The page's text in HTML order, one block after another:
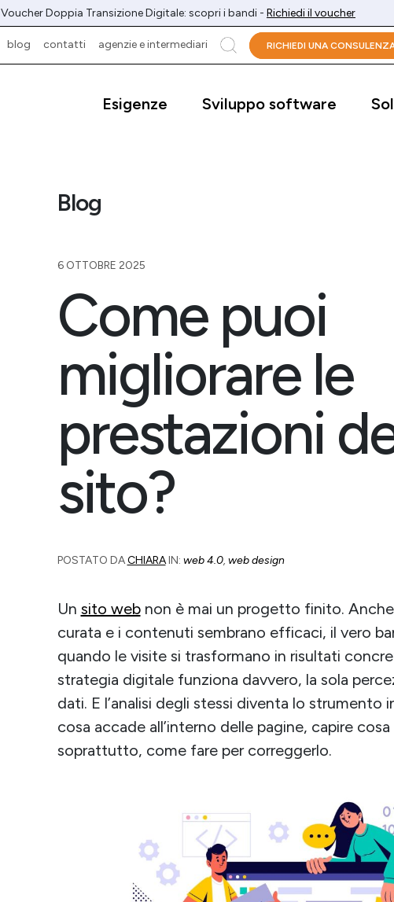
Voucher Doppia Transizione Digitale: scopri i bandi - Richiedi il voucher
blog contatti agenzie e intermediari cerca
RICHIEDI UNA
Esigenze Sviluppo software
Blog
6 OTTOBRE 2025
Come puoi
migliorare le
prestazioni
sito?
POSTATO DACHIARAIN: web 4.0, web design
Un sito webnon è mai un progetto finito. Anche
curata e i contenuti sembrano efficaci, il vero
quando le visite si trasformano in risultati
strategia digitale funziona davvero, la sola
dati. E l’analisi degli stessi diventa lo strumento
cosa accade all’interno delle pagine, capire
soprattutto, come fare per correggerlo.